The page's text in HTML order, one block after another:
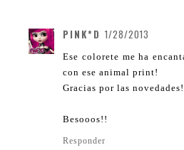
PINK*D 1/28/2013
Ese colorete me ha
con ese animal print!
Gracias por las novedades!
Besooos!!
Responder